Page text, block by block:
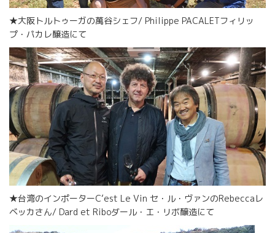
★大阪トルトゥーガの萬谷シェフ/ Philippe PACALETフィリッ
プ・パカレ醸造にて
★台湾のインポーターC‘est Le Vin セ・ル・ヴァンのRebeccaレ
ベッカさん/ Dard et Riboダール・エ・リボ醸造にて